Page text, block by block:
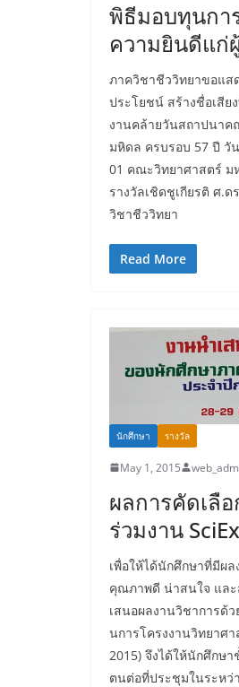
พิธีมอบทุนกา
ความยินดีแ
ภาควิชาชีววิทยาขอแ
ประโยชน์ สร้างชื่อเสีย
งานคล้ายวันสถาปนาค
มหิดล ครบรอบ 57 ปี วั
01 คณะวิทยาศาสตร์ ม
รางวัลเชิดชูเกียรติ ศ.
วิชาชีววิทยา
Read More
นักศึกษา รางวัล
May 1, 2015
ผลการคัดเลื
ร่วมงาน
เพื่อให้ได้นักศึกษาที่มีผ
คุณภาพดี น่าสนใจ และ
เสนอผลงานวิชาการด้
นการโครงงานวิทยาศ
2015) จึงได้ให้นักศึกษ
ตนต่อที่ประชุมในระหว่